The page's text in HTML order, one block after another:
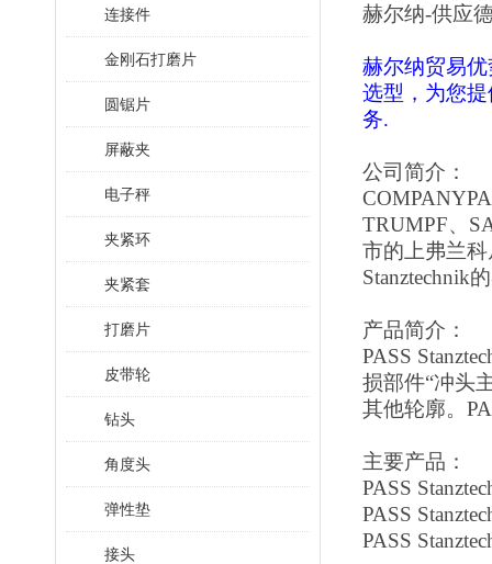
连接件
金刚石打磨片
圆锯片
屏蔽夹
电子秤
夹紧环
夹紧套
打磨片
皮带轮
钻头
角度头
弹性垫
接头
赫尔纳-供应
赫尔纳贸易
选型，为您
务.
公司简介：
TRUMPF、
市的上弗兰
Stanztechnik
产品简介：
PASS
损部件“冲头
其他轮廓。
主要产品：
PASS
PASS
PASS